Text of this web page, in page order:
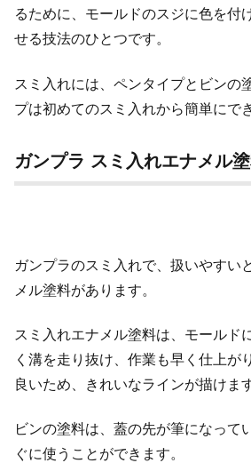
るために、モールドのスジに色を付
せる技法のひとつです。
スミ入れには、ペンタイプとビンの
プは初めてのスミ入れから簡単にで
ガンプラ スミ入れエナメル
ガンプラのスミ入れで、扱いやすい
メル塗料があります。
スミ入れエナメル塗料は、モールド
く溝を走り抜け、作業も早く仕上が
良いため、きれいなラインが描けます
ビンの塗料は、蓋の先が筆になって
ぐに使うことができます。